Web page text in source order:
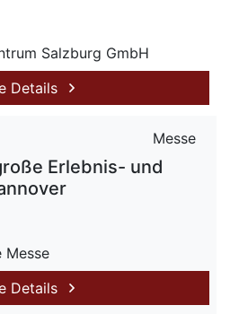
Salzburg GmbH
Details
Messe
Erlebnis- und
Messe
Details